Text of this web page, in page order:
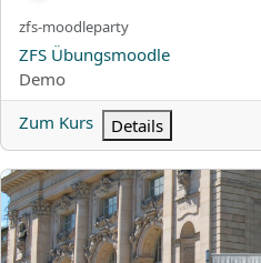
Kurzer Kursname
zfs-moodleparty
Kursname
ZFS Übungsmoodle
Kursbereich
Demo
Zum Kurs
Details
PSE - Entwicklung